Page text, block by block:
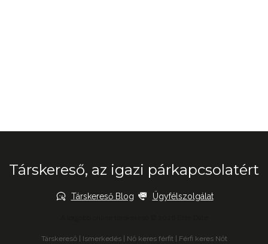
Társkereső, az igazi párkapcsolatért
Társkereső Blog Ügyfélszolgálat
Társkereső| Ismerkedés| Nő keres férfit| Férfi keres Nőt